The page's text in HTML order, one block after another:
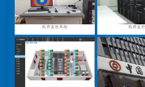
机房监控系统 机房监控